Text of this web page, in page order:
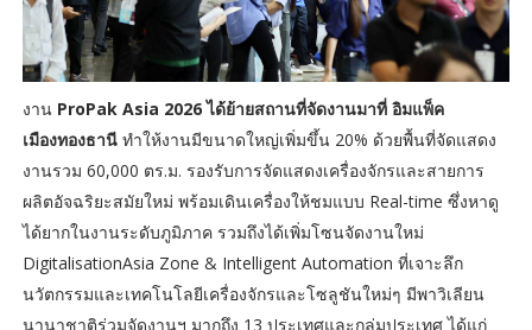
งาน ProPak Asia 2026 ได้ย้ายสถานที่จัดงานมาที่ อิมแพ็ค
เมืองทองธานี ทำให้งานมีขนาดใหญ่เพิ่มขึ้น 20% ด้วยพื้นที่จัดแสดง
งานรวม 60,000 ตร.ม. รองรับการจัดแสดงเครื่องจักรและสายการ
ผลิตอัจฉริยะสมัยใหม่ พร้อมเดินเครื่องให้ชมแบบ Real-time ซึ่งหาดู
ได้ยากในงานระดับภูมิภาค รวมถึงได้เพิ่มโซนจัดงานใหม่
DigitalisationAsia Zone & Intelligent Automation ที่เจาะลึก
นวัตกรรมและเทคโนโลยีเครื่องจักรและโซลูชันใหม่ๆ มีพาวิเลียน
นานาชาติร่วมจัดงานฯ มากถึง 13 ประเทศและกลุ่มประเทศ ได้แก่